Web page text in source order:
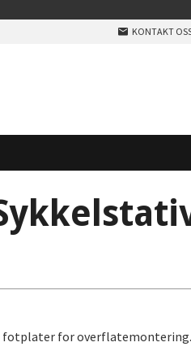
KONTAKT
fotplater for